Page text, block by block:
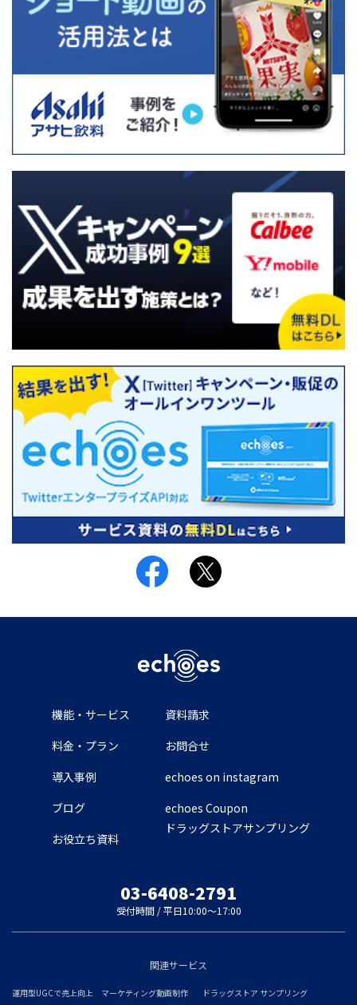
機能・サービス
料金・プラン
導入事例
ブログ
お役立ち資料
資料請求
お問合せ
echoes on instagram
echoes Coupon
ドラッグストアサンプリング
03-6408-2791
受付時間 / 平日10:00～17:00
関連サービス
運用型UGCで売上向上 マーケティング動画制作 ドラッグストア サンプリング